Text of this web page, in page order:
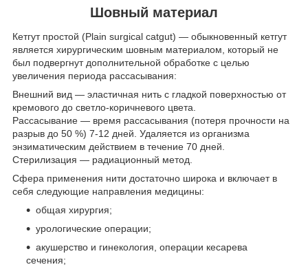
Шовный материал
Кетгут простой (Plain surgical catgut) — обыкновенный кетгут
является хирургическим шовным материалом, который не
был подвергнут дополнительной обработке с целью
увеличения периода рассасывания:
Внешний вид — эластичная нить с гладкой поверхностью от
кремового до светло-коричневого цвета.
Рассасывание — время рассасывания (потеря прочности на
разрыв до 50 %) 7-12 дней. Удаляется из организма
энзиматическим действием в течение 70 дней.
Стерилизация — радиационный метод.
Сфера применения нити достаточно широка и включает в
себя следующие направления медицины:
общая хирургия;
урологические операции;
акушерство и гинекология, операции кесарева
сечения;